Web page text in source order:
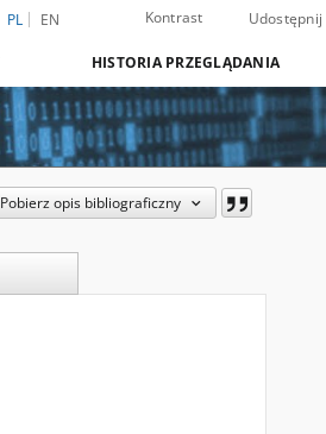
PL EN Kontrast Udostępnij
HISTORIA PRZEGLĄDANIA
Pobierz opis bibliograficzny